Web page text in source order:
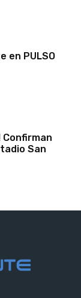
en PULSO
Confirman
San